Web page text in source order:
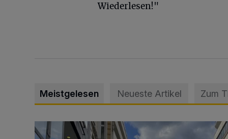
Wiederlesen!"
Meistgelesen Neueste Artikel Zum
Ein Unzustand und Skandal